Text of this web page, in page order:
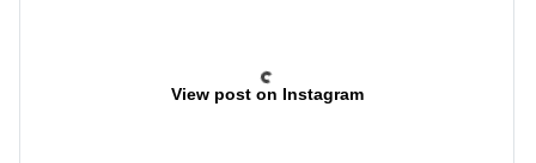
View post on Instagram